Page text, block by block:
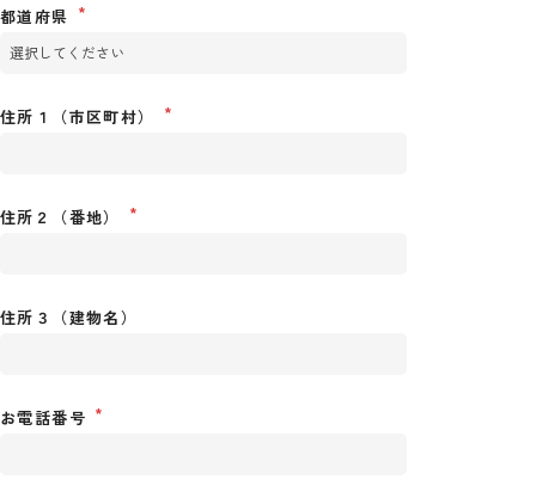
都道府県
住所１（市区町村）
住所２（番地）
住所３（建物名）
お電話番号